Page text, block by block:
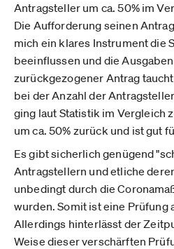
Antragsteller um ca. 50% im
Die Aufforderung seinen
mich ein klares Instrument die
beeinflussen und die
zurückgezogener Antrag
bei der Anzahl der
ging laut Statistik im Vergleich
um ca. 50% zurück und ist gut
Es gibt sicherlich genügend
Antragstellern und etliche
unbedingt durch die
wurden. Somit ist eine Prüfung
Allerdings hinterlässt der
Weise dieser verschärften